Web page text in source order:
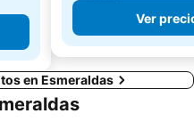
Ver
en Esmeraldas